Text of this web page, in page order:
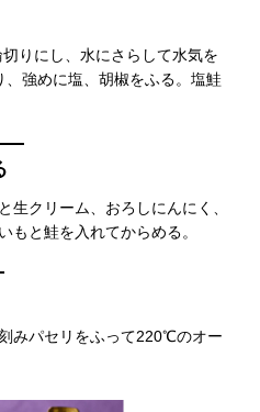
りにし、水にさらして水気を
強めに塩、胡椒をふる。塩鮭
生クリーム、おろしにんにく、
もと鮭を入れてからめる。
みパセリをふって220℃のオー